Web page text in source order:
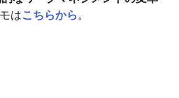
はこちらから。